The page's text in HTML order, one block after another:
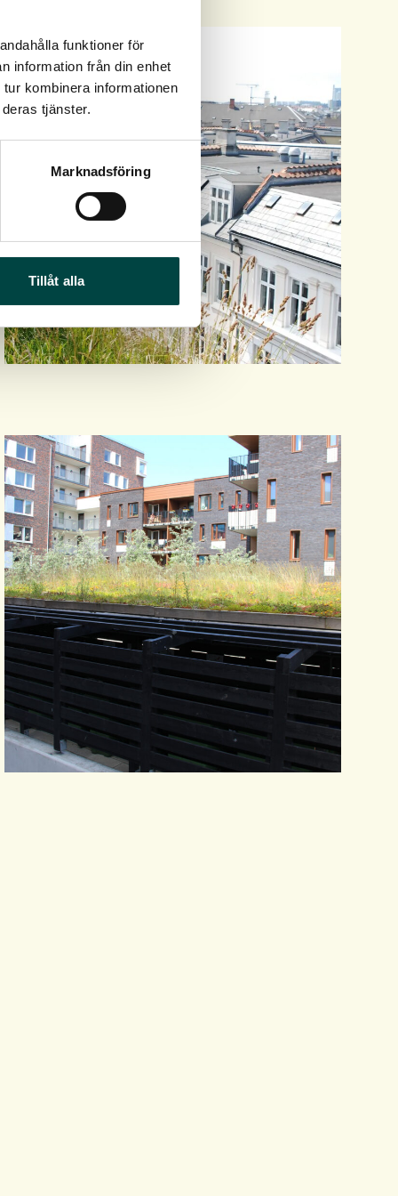
funktioner för
information från din enhet
kombinera informationen
tjänster.
Marknadsföring
Tillåt alla